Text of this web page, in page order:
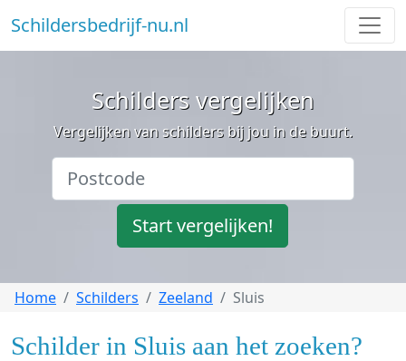
Schildersbedrijf-nu.nl
Schilders vergelijken
Vergelijken van schilders bij jou in de buurt.
Start vergelijken!
Home Schilders Zeeland Sluis
Schilder in Sluis aan het zoeken?